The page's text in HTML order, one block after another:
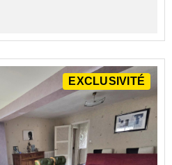
EXCLUSIVITÉ